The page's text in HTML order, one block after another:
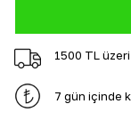
1500 TL
7 gün içinde